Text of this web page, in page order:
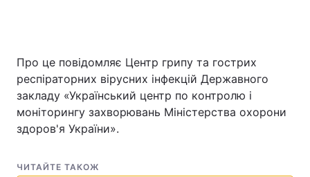
Головна
Україна
Про це повідомляє Центр грипу та гострих
респіраторних вірусних інфекцій Державного
закладу «Український центр по контролю і
моніторингу захворювань Міністерства охорони
здоров'я України».
ЧИТАЙТЕ ТАКОЖ